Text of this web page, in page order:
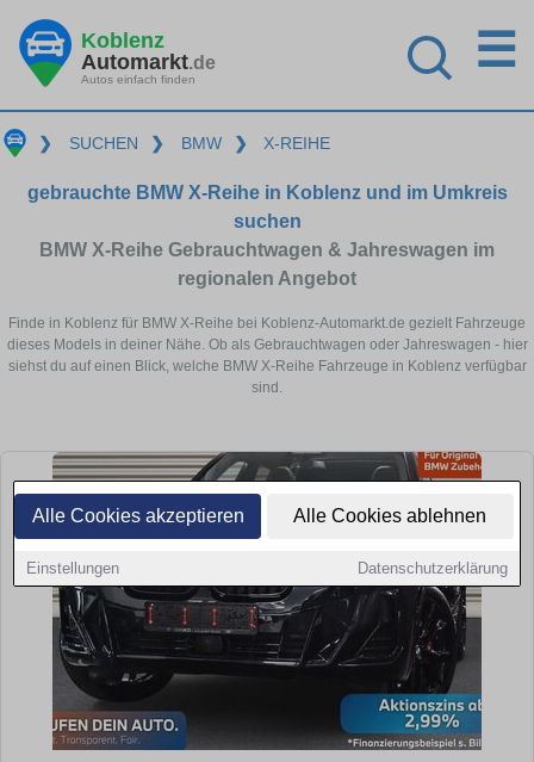
Alle Cookies akzeptieren Alle Cookies ablehnen
Einstellungen Datenschutzerklärung
Koblenz
Automarkt.de
Autos einfach finden
☰
❯ SUCHEN ❯ BMW ❯ X-REIHE
gebrauchte BMW X-Reihe in Koblenz und im Umkreis
suchen
BMW X-Reihe Gebrauchtwagen & Jahreswagen im
regionalen Angebot
Finde in Koblenz für BMW X-Reihe bei Koblenz-Automarkt.de gezielt Fahrzeuge
dieses Models in deiner Nähe. Ob als Gebrauchtwagen oder Jahreswagen - hier
siehst du auf einen Blick, welche BMW X-Reihe Fahrzeuge in Koblenz verfügbar
sind.